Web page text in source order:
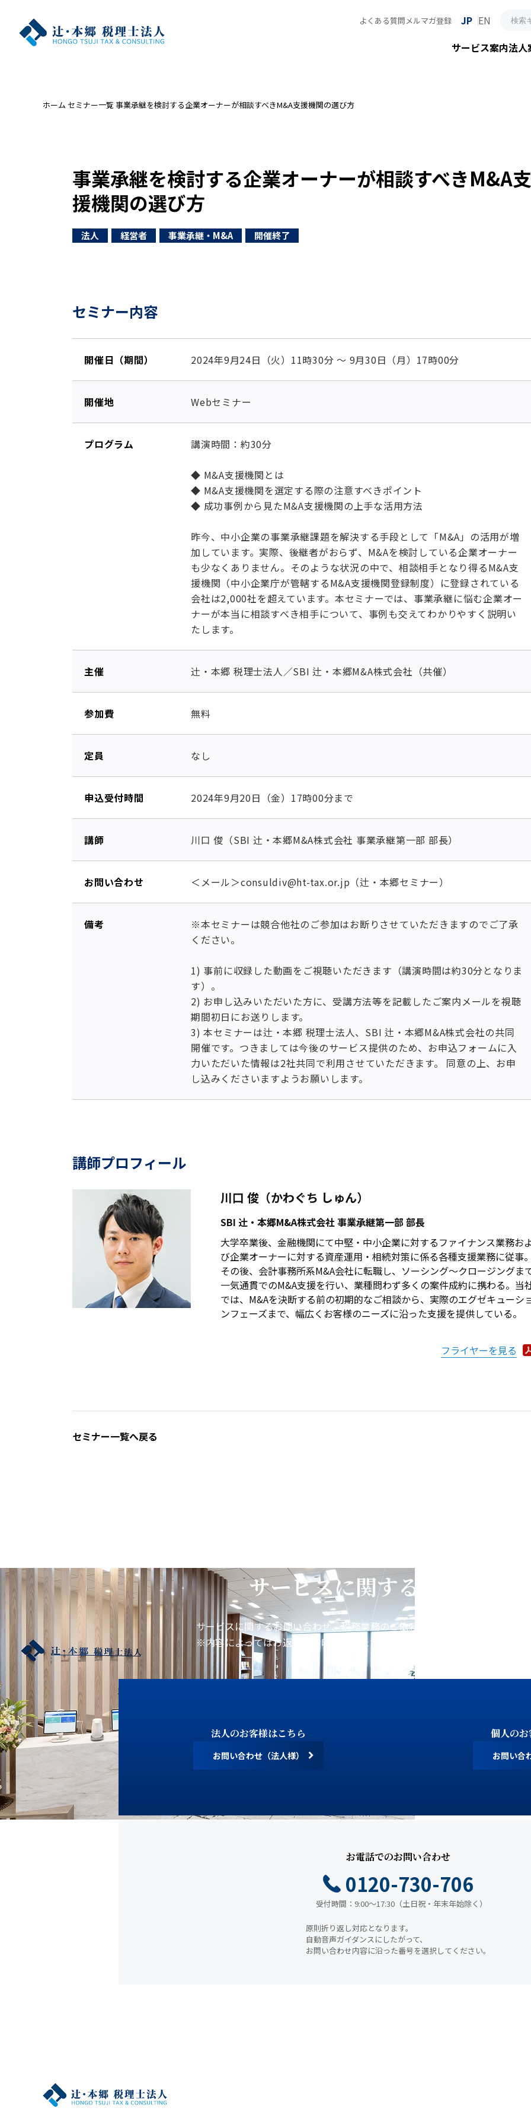
よくある質問 メルマガ登録 JP EN
サービス案内法人
ホーム セミナー一覧 事業承継を検討する企業オーナーが相談すべきM&A支援機関の選び方
事業承継を検討する企業オーナーが相談すべきM&A支
援機関の選び方
法人 経営者 事業承継・M&A 開催終了
セミナー内容
開催日（期間） 2024年9月24日（火）11時30分 ～ 9月30日（月）17時00分
開催地 Webセミナー
プログラム 講演時間：約30分
◆ M&A支援機関とは
◆ M&A支援機関を選定する際の注意すべきポイント
◆ 成功事例から見たM&A支援機関の上手な活用方法
昨今、中小企業の事業承継課題を解決する手段として「M&A」の活用が増
加しています。実際、後継者がおらず、M&Aを検討している企業オーナー
も少なくありません。そのような状況の中で、相談相手となり得るM&A支
援機関（中小企業庁が管轄するM&A支援機関登録制度）に登録されている
会社は2,000社を超えています。本セミナーでは、事業承継に悩む企業オー
ナーが本当に相談すべき相手について、事例も交えてわかりやすく説明い
たします。
主催 辻󠄀・本郷 税理士法人／SBI 辻・本郷M&A株式会社（共催）
参加費 無料
定員 なし
申込受付時間 2024年9月20日（金）17時00分まで
講師 川口 俊（SBI 辻󠄀・本郷M&A株式会社 事業承継第一部 部長）
お問い合わせ ＜メール＞consuldiv@ht-tax.or.jp（辻・本郷セミナー）
備考
※本セミナーは競合他社のご参加はお断りさせていただきますのでご了承
ください。
1) 事前に収録した動画をご視聴いただきます（講演時間は約30分となりま
す）。
2) お申し込みいただいた方に、受講方法等を記載したご案内メールを視聴
期間初日にお送りします。
3) 本セミナーは辻・本郷 税理士法人、SBI 辻・本郷M&A株式会社の共同
開催です。つきましては今後のサービス提供のため、お申込フォームに入
力いただいた情報は2社共同で利用させていただきます。 同意の上、お申
し込みくださいますようお願いします。
講師プロフィール
川口 俊（かわぐち しゅん）
SBI 辻󠄀・本郷M&A株式会社 事業承継第一部 部長
大学卒業後、金融機関にて中堅・中小企業に対するファイナンス業務お
び企業オーナーに対する資産運用・相続対策に係る各種支援業務に従事
その後、会計事務所系M&A会社に転職し、ソーシング～クロージングま
一気通貫でのM&A支援を行い、業種問わず多くの案件成約に携わる。当
では、M&Aを決断する前の初期的なご相談から、実際のエグゼキューシ
ンフェーズまで、幅広くお客様のニーズに沿った支援を提供している。
フライヤーを見る
セミナー一覧へ戻る
サービスに関するお問い合
サービスに関するお問い合わせ、税務業務のご依頼などをお受けしておりま
※内容によってはお返事にお時間をいただく場合がございます。あらかじめ
法人のお客様はこちら
お問い合わせ（法人様）
個人の
お問い合
お電話でのお問い合わせ
0120-730-706
受付時間：9:00～17:30（土日祝・年末年始除く）
原則折り返し対応となります。
自動音声ガイダンスにしたがって、
お問い合わせ内容に沿った番号を選択してください。